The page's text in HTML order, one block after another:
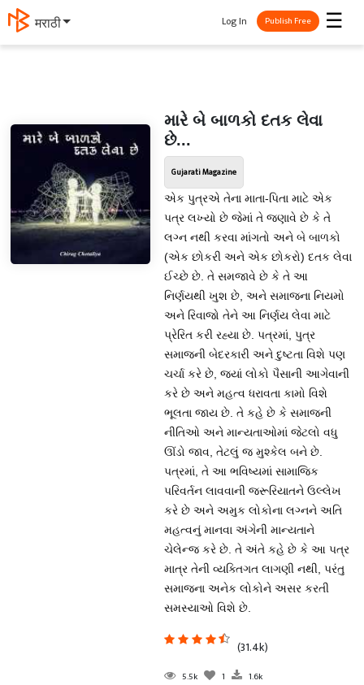
मराठी ☰
Log In Publish Free
મારે બે બાળકો દતક લેવા
છે...
Gujarati Magazine
એક પુત્રએ તેના માતા-પિતા માટે એક
પત્ર લખ્યો છે જેમાં તે જણાવે છે કે તે
લગ્ન નથી કરવા માંગતો અને બે બાળકો
(એક છોકરી અને એક છોકરો) દતક લેવા
ઈચ્છે છે. તે સમજાવે છે કે તે આ
નિર્ણયથી ખુશ છે, અને સમાજના નિયમો
અને રિવાજો તેને આ નિર્ણય લેવા માટે
પ્રેરિત કરી રહ્યા છે. પત્રમાં, પુત્ર
સમાજની બેદરકારી અને દુષ્ટતા વિશે પણ
ચર્ચા કરે છે, જ્યાં લોકો પૈસાની આગેવાની
કરે છે અને મહત્વ ધરાવતા કામો વિશે
ભૂલતા જાય છે. તે કહે છે કે સમાજની
નીતિઓ અને માન્યતાઓમાં જેટલો વધુ
ઊંડો જાવ, તેટલું જ મુશ્કેલ બને છે.
પત્રમાં, તે આ ભવિષ્યમાં સામાજિક
પરિવર્તન લાવવાની જરૂરિયાતને ઉલ્લેખ
કરે છે અને અમુક લોકોના લગ્નને અતિ
મહત્વનું માનવા અંગેની માન્યતાને
ચેલેન્જ કરે છે. તે અંતે કહે છે કે આ પત્ર
માત્ર તેની વ્યક્તિગત લાગણી નથી, પરંતુ
સમાજના અનેક લોકોને અસર કરતી
સમસ્યાઓ વિશે છે.
(31.4k)
5.5k 1 1.6k